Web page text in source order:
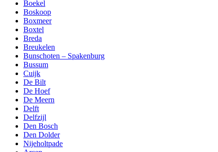
Boekel
Boskoop
Boxmeer
Boxtel
Breda
Breukelen
Bunschoten – Spakenburg
Bussum
Cuijk
De Bilt
De Hoef
De Meern
Delft
Delfzijl
Den Bosch
Den Dolder
Nijeholtpade